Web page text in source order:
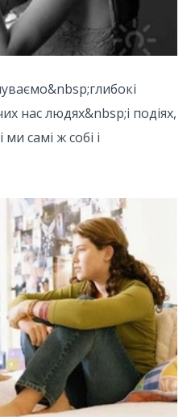
нас людях&nbsp;і подіях,
ми самі ж собі і